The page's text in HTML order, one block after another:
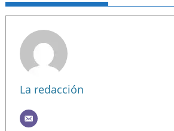
La redacción